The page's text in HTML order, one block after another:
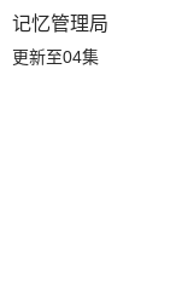
记忆管理局
更新至04集